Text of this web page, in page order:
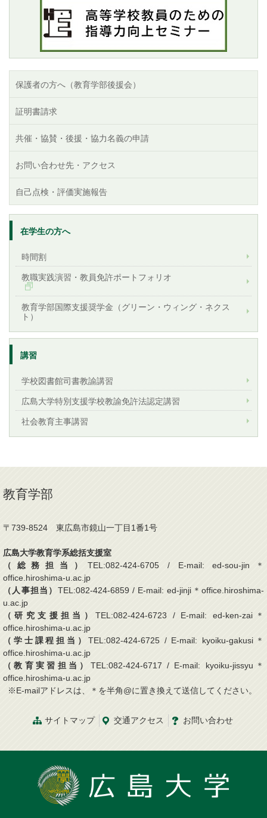
保護者の方へ（教育学部後援会）
証明書請求
共催・協賛・後援・協力名義の申請
お問い合わせ先・アクセス
自己点検・評価実施報告
在学生の方へ
時間割
教職実践演習・教員免許ポートフォリオ
教育学部国際支援奨学金（グリーン・ウィング・ネクス
ト）
講習
学校図書館司書教諭講習
広島大学特別支援学校教諭免許法認定講習
社会教育主事講習
教育学部
〒739-8524 東広島市鏡山一丁目1番1号
広島大学教育学系総括支援室
（総務担当）TEL:082-424-6705 / E-mail: ed-sou-jin＊
office.hiroshima-u.ac.jp
（人事担当） TEL:082-424-6859 / E-mail: ed-jinji＊office.hiroshima-
u.ac.jp
（研究支援担当）TEL:082-424-6723 / E-mail: ed-ken-zai＊
office.hiroshima-u.ac.jp
（学士課程担当） TEL:082-424-6725 / E-mail: kyoiku-gakusi＊
office.hiroshima-u.ac.jp
（教育実習担当） TEL:082-424-6717 / E-mail: kyoiku-jissyu＊
office.hiroshima-u.ac.jp
※E-mailアドレスは、＊を半角@に置き換えて送信してください。
サイトマップ 交通アクセス お問い合わせ